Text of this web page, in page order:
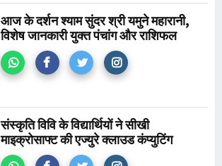
आज के दर्शन श्याम सुंदर श्री यमुने महारानी,
विशेष जानकारी युक्त पंचांग और राशिफल
संस्कृति विवि के विद्यार्थियों ने सीखी
माइक्रोसाफ्ट की एज्युरे क्लाउड कंप्युटिंग